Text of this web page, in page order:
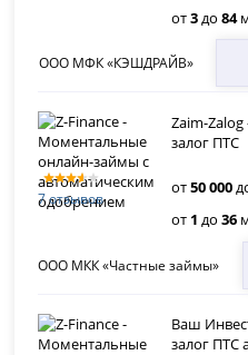
от3до84
ООО МФК «КЭШДРАЙВ»
7 отзывов
Zaim-
залог ПТС
от50 000
от 1 до36
ООО МКК «Частные займы»
Ваш
залог ПТС